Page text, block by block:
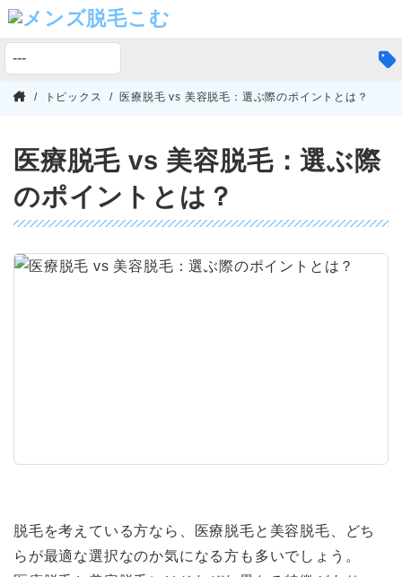
メ
脱
毛
こ
トピックス 医療脱毛 vs 美容脱毛：選ぶ際のポイントとは？
医療脱毛 vs 美容脱毛：選ぶ際
のポイントとは？
脱毛を考えている方なら、医療脱毛と美容脱毛、どち
らが最適な選択なのか気になる方も多いでしょう。